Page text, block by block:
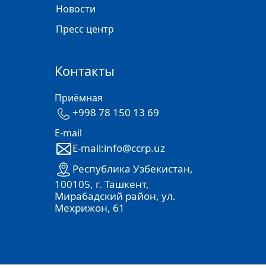
Новости
Пресс центр
Контакты
Приёмная
+998 78 150 13 69
E-mail
E-mail:info@ccrp.uz
Республика Узбекистан,
100105, г. Ташкент,
Мирабадский район, ул.
Мехрижон, 61